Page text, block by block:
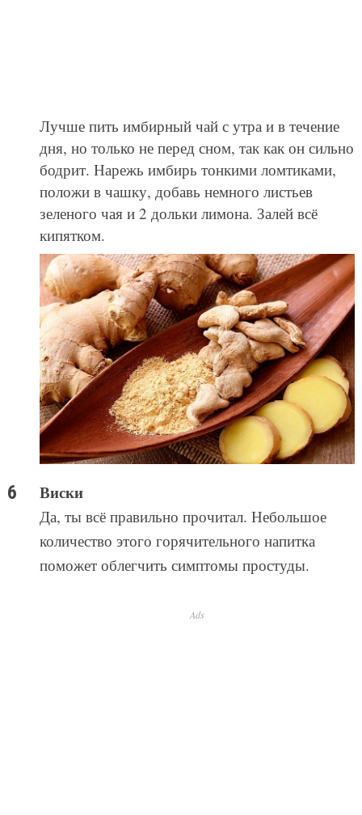
Лучше пить имбирный чай с утра и в течение
дня, но только не перед сном, так как он сильно
бодрит. Нарежь имбирь тонкими ломтиками,
положи в чашку, добавь немного листьев
зеленого чая и 2 дольки лимона. Залей всё
кипятком.
Виски
Да, ты всё правильно прочитал. Небольшое
количество этого горячительного напитка
поможет облегчить симптомы простуды.
Ads